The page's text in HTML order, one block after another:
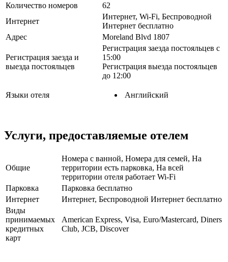
Количество номеров
62
Интернет
Интернет, Wi-Fi, Беспроводной
Интернет бесплатно
Адрес
Moreland Blvd 1807
Регистрация заезда и
выезда постояльцев
Регистрация заезда постояльцев с
15:00
Регистрация выезда постояльцев
до 12:00
Языки отеля Английский
Услуги, предоставляемые отелем
Общие
Номера с ванной, Номера для семей, На
территории есть парковка, На всей
территории отеля работает Wi-Fi
Парковка
Парковка бесплатно
Интернет
Интернет, Беспроводной Интернет бесплатно
Виды
принимаемых
кредитных
карт
American Express, Visa, Euro/Mastercard, Diners
Club, JCB, Discover